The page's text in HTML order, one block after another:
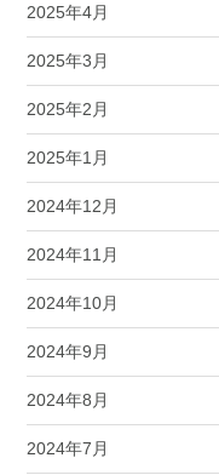
2025年4月
2025年3月
2025年2月
2025年1月
2024年12月
2024年11月
2024年10月
2024年9月
2024年8月
2024年7月